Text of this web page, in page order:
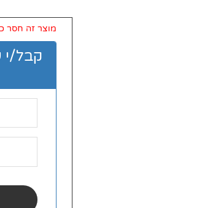
מוצר זה חסר
קבל/י